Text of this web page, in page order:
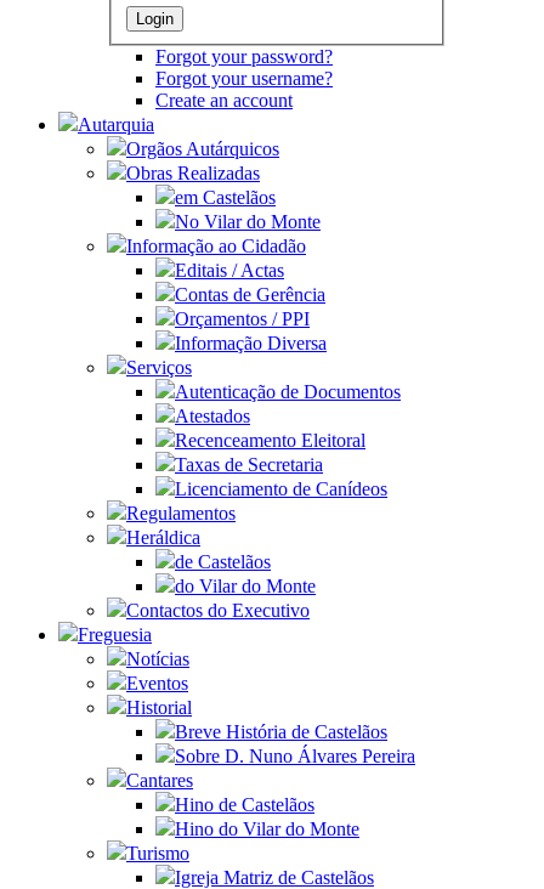
Forgot your password?
Forgot your username?
Create an account
Autarquia
Orgãos Autárquicos
Obras Realizadas
em Castelãos
No Vilar do Monte
Informação ao Cidadão
Editais / Actas
Contas de Gerência
Orçamentos / PPI
Informação Diversa
Serviços
Autenticação de Documentos
Atestados
Recenceamento Eleitoral
Taxas de Secretaria
Licenciamento de Canídeos
Regulamentos
Heráldica
de Castelãos
do Vilar do Monte
Contactos do Executivo
Freguesia
Notícias
Eventos
Historial
Breve História de Castelãos
Sobre D. Nuno Álvares Pereira
Cantares
Hino de Castelãos
Hino do Vilar do Monte
Turismo
Igreja Matriz de Castelãos